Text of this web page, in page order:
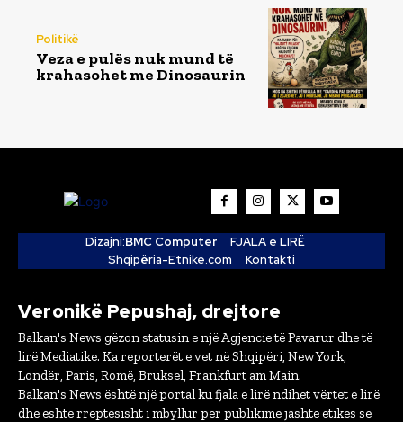
Politikë
Veza e pulës nuk mund të
krahasohet me Dinosaurin
Dizajni:BMC Computer
FJALA e LIRË
Shqipëria-Etnike.com
Kontakti
Veronikë Pepushaj, drejtore
Balkan's News gëzon statusin e një Agjencie të Pavarur dhe të
lirë Mediatike. Ka reporterët e vet në Shqipëri, New York,
Londër, Paris, Romë, Bruksel, Frankfurt am Main.
Balkan's News është një portal ku fjala e lirë ndihet vërtet e lirë
dhe është rreptësisht i mbyllur për publikime jashtë etikës së